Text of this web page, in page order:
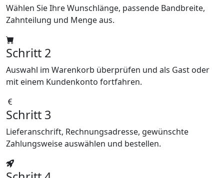
Wählen Sie Ihre Wunschlänge, passende Bandbreite,
Zahnteilung und Menge aus.
Schritt 2
Auswahl im Warenkorb überprüfen und als Gast oder
mit einem Kundenkonto fortfahren.
Schritt 3
Lieferanschrift, Rechnungsadresse, gewünschte
Zahlungsweise auswählen und bestellen.